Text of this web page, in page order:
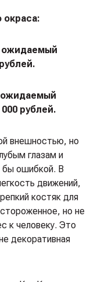
окраса:
ожидаемый
ожидаемый
рублей.
внешностью, но
глазам и
бы ошибкой. В
движений,
костяк для
но не
к человеку. Это
декоративная